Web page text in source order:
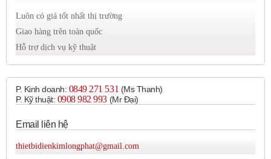
Các dòng sản phẩm phổ biến:
Series, NGC Series, SZL-WL Series, GLE Series, GLC
Series, GLL Series.
2. Công tắc hành trình chịu tải nặng (Heavy-Duty Limit
Switches):
va đập, rung động, nhiệt độ khắc nghiệt, bụi bẩn và
nước.
Luôn có giá tốt nhất thị trường
Giao hàng trên toàn quốc
Hỗ trợ dịch vụ kỹ thuật
P. Kinh doanh: 0849 271 531 (Ms Thanh)
P. Kỹ thuật: 0908 982 993​ (Mr Đại)
Email liên hệ
thietbidienkimlongphat@gmail.com